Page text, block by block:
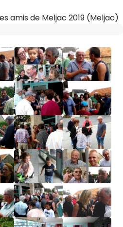
amis de Meljac 2019 (Meljac)